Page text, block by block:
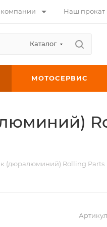
Наш прокат
Каталог
МОТОСЕРВИС
(дюралюминий) Rolling Parts